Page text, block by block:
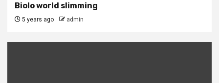
Biolo world slimming
5 years ago admin